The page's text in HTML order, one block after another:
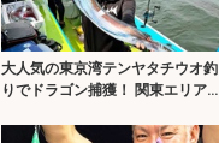
大人気の東京湾テンヤタチウオ釣
りでドラゴン捕獲！ 関東エリア